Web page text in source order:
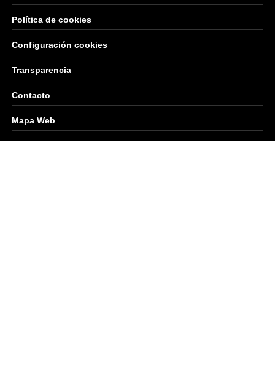
Política de cookies
Configuración cookies
Transparencia
Contacto
Mapa Web